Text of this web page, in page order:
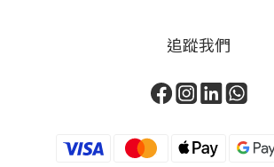
追蹤我們